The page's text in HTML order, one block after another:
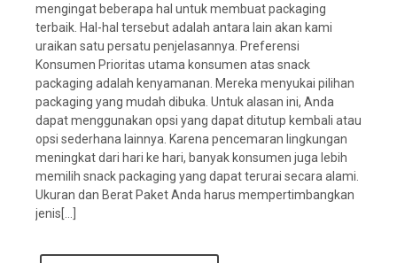
mengingat beberapa hal untuk membuat packaging
terbaik. Hal-hal tersebut adalah antara lain akan kami
uraikan satu persatu penjelasannya. Preferensi
Konsumen Prioritas utama konsumen atas snack
packaging adalah kenyamanan. Mereka menyukai pilihan
packaging yang mudah dibuka. Untuk alasan ini, Anda
dapat menggunakan opsi yang dapat ditutup kembali atau
opsi sederhana lainnya. Karena pencemaran lingkungan
meningkat dari hari ke hari, banyak konsumen juga lebih
memilih snack packaging yang dapat terurai secara alami.
Ukuran dan Berat Paket Anda harus mempertimbangkan
jenis[...]